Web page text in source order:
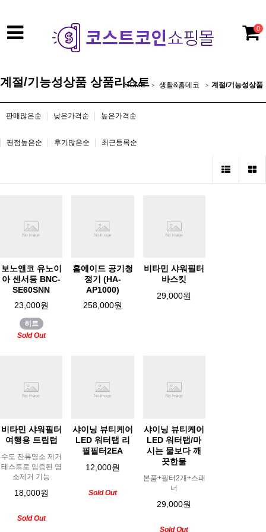
0
계절/기능성상품 상품리스트
HOME 생활&홈데코 계절/기능성상품
판매많은순 낮은가격순 높은가격순
평점높은순 후기많은순 최근등록순
보노앤코 유노이
아 센서등 BNC-
SE60SNN
23,000원
히트
Sold Out
홈에이드 공기청
정기 (HA-
AP1000)
258,000원
비타민 샤워필터
바스킷
29,000원
비타민 샤워필터
여행용 트립텁
수도 잔류염소 제거
테스트로 입증된 염
소제거 기능
18,000원
Sold Out
샤이닝 뷰티케어
LED 워터탭 리
필필터2EA
12,000원
Sold Out
샤이닝 뷰티케어
LED 워터탭/마
시는 물보다 깨
끗한물
본품+필터2개+스패
너
29,000원
Sold Out